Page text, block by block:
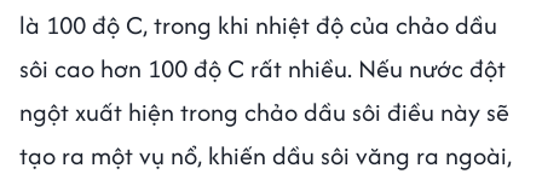
là 100 độ C, trong khi nhiệt độ của chảo dầu
sôi cao hơn 100 độ C rất nhiều. Nếu nước đột
ngột xuất hiện trong chảo dầu sôi điều này sẽ
tạo ra một vụ nổ, khiến dầu sôi văng ra ngoài,